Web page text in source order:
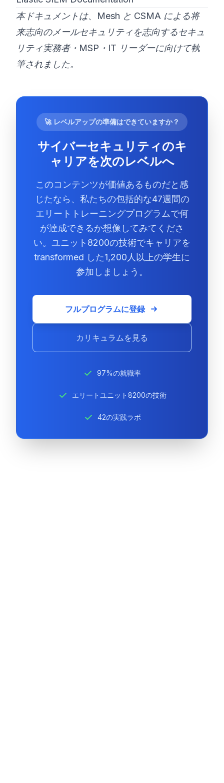
本ドキュメントは、Mesh と CSMA による将
来志向のメールセキュリティを志向するセキュ
リティ実務者・MSP・IT リーダーに向けて執
筆されました。
🚀 レベルアップの準備はできていますか？
サイバーセキュリティのキ
ャリアを次のレベルへ
このコンテンツが価値あるものだと感
じたなら、私たちの包括的な47週間の
エリートトレーニングプログラムで何
が達成できるか想像してみてくださ
い。ユニット8200の技術でキャリアを
transformed した1,200人以上の学生に
参加しましょう。
フルプログラムに登録
カリキュラムを見る
97%の就職率
エリートユニット8200の技術
42の実践ラボ